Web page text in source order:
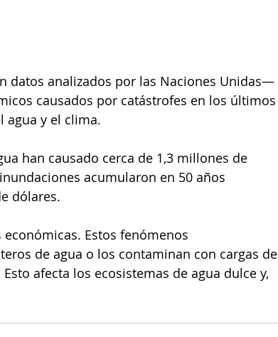
datos analizados por las Naciones Unidas—
causados por catástrofes en los últimos
agua y el clima.
han causado cerca de 1,3 millones de
acumularon en 50 años
dólares.
Estos fenómenos
de agua o los contaminan con cargas de
afecta los ecosistemas de agua dulce y,